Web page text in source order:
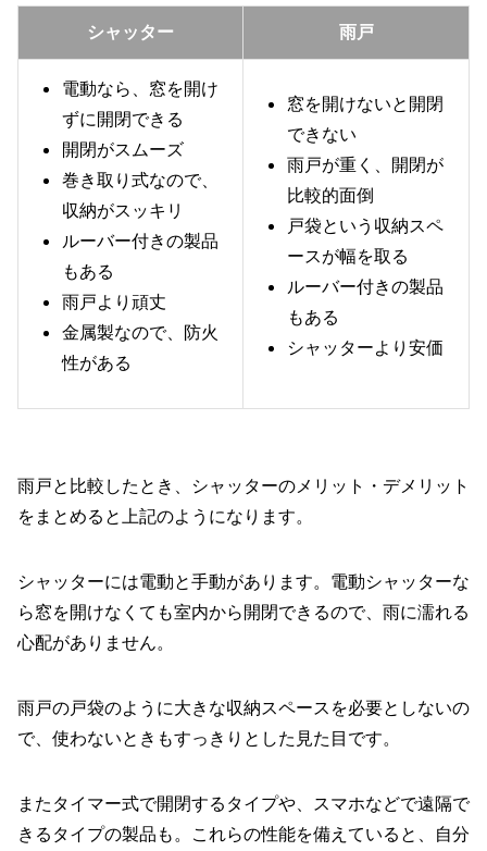
シャッター 雨戸
電動なら、窓を開け
ずに開閉できる
開閉がスムーズ
巻き取り式なので、
収納がスッキリ
ルーバー付きの製品
もある
雨戸より頑丈
金属製なので、防火
性がある
窓を開けないと開閉
できない
雨戸が重く、開閉が
比較的面倒
戸袋という収納スペ
ースが幅を取る
ルーバー付きの製品
もある
シャッターより安価
雨戸と比較したとき、シャッターのメリット・デメリット
をまとめると上記のようになります。
シャッターには電動と手動があります。電動シャッターな
ら窓を開けなくても室内から開閉できるので、雨に濡れる
心配がありません。
雨戸の戸袋のように大きな収納スペースを必要としないの
で、使わないときもすっきりとした見た目です。
またタイマー式で開閉するタイプや、スマホなどで遠隔で
きるタイプの製品も。これらの性能を備えていると、自分